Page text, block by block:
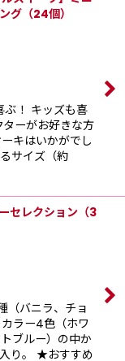
グ（24個）
ぶ！ キッズも喜
ーがお好きな方
キはいかがでし
サイズ（約
セレクション（3
（バニラ、チョ
ラー4色（ホワ
ブルー）の中か
り。 ★おすすめ